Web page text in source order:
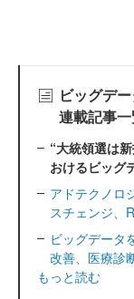
ビッグデ
連載記事
“大統領選は
おけるビッグ
アドテクノロ
スチェンジ、
ビッグデータ
改善、医療診
もっと読む